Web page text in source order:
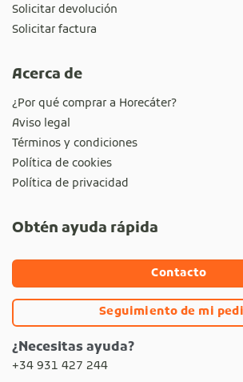
Solicitar devolución
Solicitar factura
Acerca de
¿Por qué comprar a Horecáter?
Aviso legal
Términos y condiciones
Política de cookies
Política de privacidad
Obtén ayuda rápida
Contacto
Seguimiento de mi
¿Necesitas ayuda?
+34 931 427 244